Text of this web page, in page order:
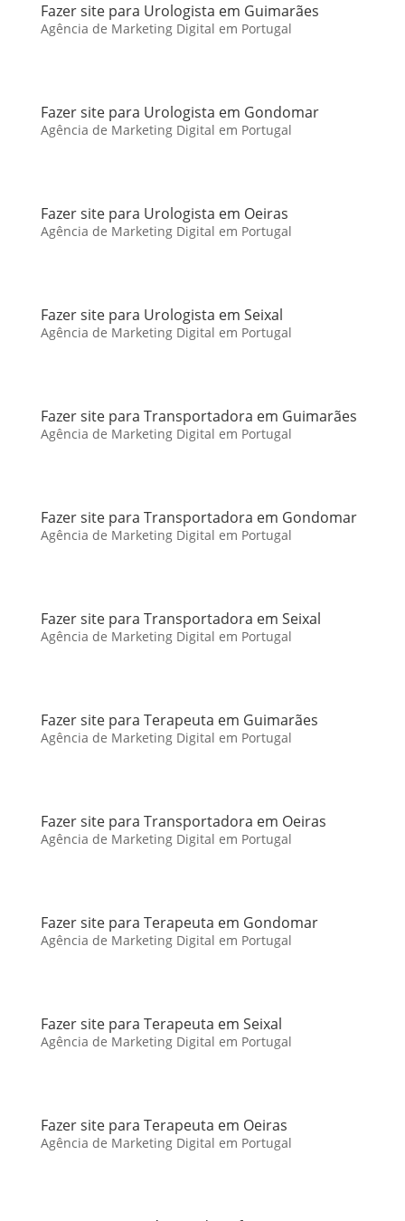
Fazer site para Urologista em Guimarães
Agência de Marketing Digital em Portugal
Fazer site para Urologista em Gondomar
Agência de Marketing Digital em Portugal
Fazer site para Urologista em Oeiras
Agência de Marketing Digital em Portugal
Fazer site para Urologista em Seixal
Agência de Marketing Digital em Portugal
Fazer site para Transportadora em Guimarães
Agência de Marketing Digital em Portugal
Fazer site para Transportadora em Gondomar
Agência de Marketing Digital em Portugal
Fazer site para Transportadora em Seixal
Agência de Marketing Digital em Portugal
Fazer site para Terapeuta em Guimarães
Agência de Marketing Digital em Portugal
Fazer site para Transportadora em Oeiras
Agência de Marketing Digital em Portugal
Fazer site para Terapeuta em Gondomar
Agência de Marketing Digital em Portugal
Fazer site para Terapeuta em Seixal
Agência de Marketing Digital em Portugal
Fazer site para Terapeuta em Oeiras
Agência de Marketing Digital em Portugal